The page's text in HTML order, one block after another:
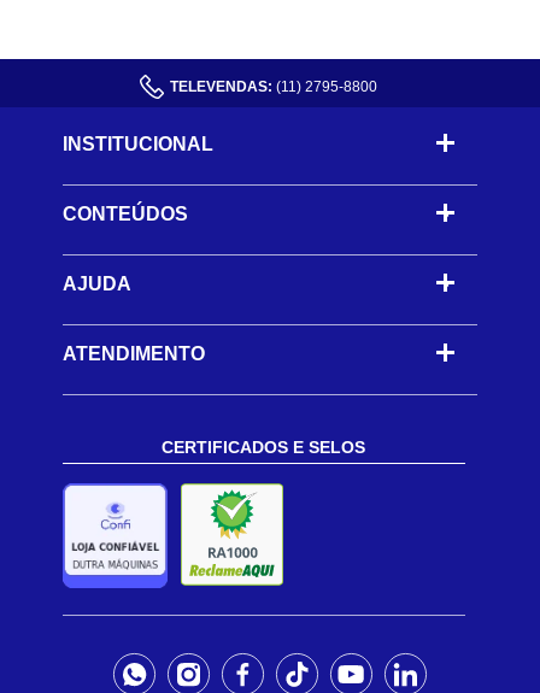
TELEVENDAS: (11) 2795-8800
INSTITUCIONAL
CONTEÚDOS -
AJUDA -
ATENDIMENTO
CERTIFICADOS E SELOS